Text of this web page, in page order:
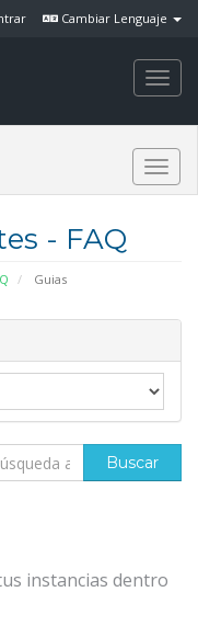
Cambiar Lenguaje
- FAQ
Guias
instancias dentro